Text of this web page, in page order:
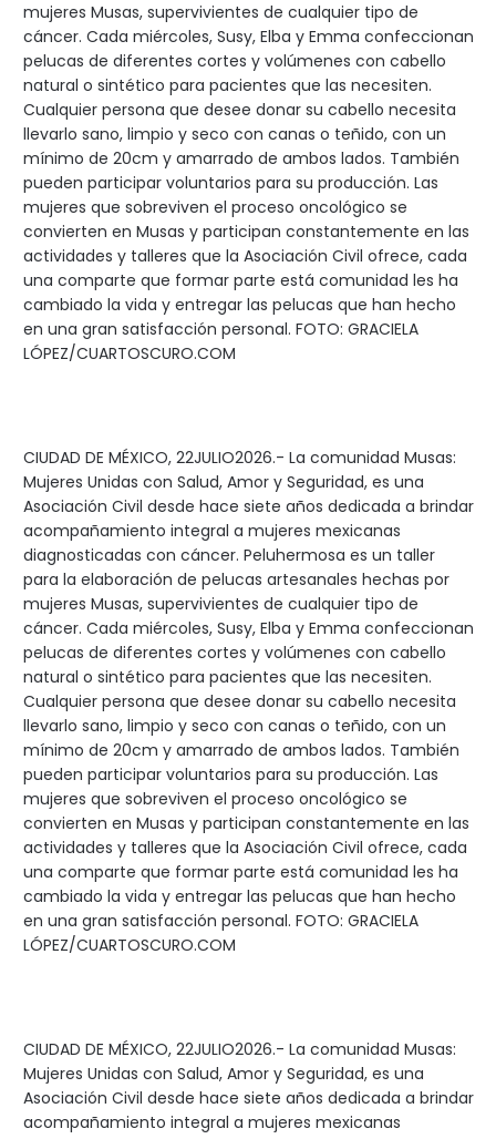
mujeres Musas, supervivientes de cualquier tipo de
cáncer. Cada miércoles, Susy, Elba y Emma confeccionan
pelucas de diferentes cortes y volúmenes con cabello
natural o sintético para pacientes que las necesiten.
Cualquier persona que desee donar su cabello necesita
llevarlo sano, limpio y seco con canas o teñido, con un
mínimo de 20cm y amarrado de ambos lados. También
pueden participar voluntarios para su producción. Las
mujeres que sobreviven el proceso oncológico se
convierten en Musas y participan constantemente en las
actividades y talleres que la Asociación Civil ofrece, cada
una comparte que formar parte está comunidad les ha
cambiado la vida y entregar las pelucas que han hecho
en una gran satisfacción personal. FOTO: GRACIELA
LÓPEZ/CUARTOSCURO.COM
CIUDAD DE MÉXICO, 22JULIO2026.- La comunidad Musas:
Mujeres Unidas con Salud, Amor y Seguridad, es una
Asociación Civil desde hace siete años dedicada a brindar
acompañamiento integral a mujeres mexicanas
diagnosticadas con cáncer. Peluhermosa es un taller
para la elaboración de pelucas artesanales hechas por
mujeres Musas, supervivientes de cualquier tipo de
cáncer. Cada miércoles, Susy, Elba y Emma confeccionan
pelucas de diferentes cortes y volúmenes con cabello
natural o sintético para pacientes que las necesiten.
Cualquier persona que desee donar su cabello necesita
llevarlo sano, limpio y seco con canas o teñido, con un
mínimo de 20cm y amarrado de ambos lados. También
pueden participar voluntarios para su producción. Las
mujeres que sobreviven el proceso oncológico se
convierten en Musas y participan constantemente en las
actividades y talleres que la Asociación Civil ofrece, cada
una comparte que formar parte está comunidad les ha
cambiado la vida y entregar las pelucas que han hecho
en una gran satisfacción personal. FOTO: GRACIELA
LÓPEZ/CUARTOSCURO.COM
CIUDAD DE MÉXICO, 22JULIO2026.- La comunidad Musas:
Mujeres Unidas con Salud, Amor y Seguridad, es una
Asociación Civil desde hace siete años dedicada a brindar
acompañamiento integral a mujeres mexicanas